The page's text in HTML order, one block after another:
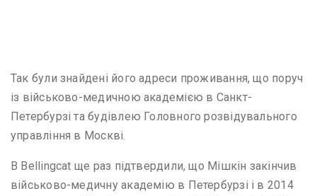
Так були знайдені його адреси проживання, що поруч
із військово-медичною академією в Санкт-
Петербурзі та будівлею Головного розвідувального
управління в Москві.
В Bellingcat ще раз підтвердили, що Мішкін закінчив
військово-медичну академію в Петербурзі і в 2014